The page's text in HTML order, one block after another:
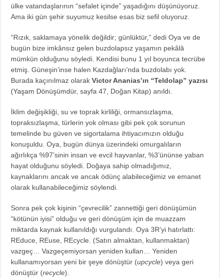
ülke vatandaşlarının “sefalet içinde” yaşadığını düşünüyoruz.
Ama iki gün şehir suyumuz kesilse esas biz sefil oluyoruz.
“Rızık, saklamaya yönelik değildir; günlüktür,” dedi Oya ve de
bugün bize imkânsız gelen buzdolapsız yaşamın pekâlâ
mümkün olduğunu söyledi. Kendisi bunu 1 yıl boyunca tecrübe
etmiş. Güneşin’inse halen Kazdağları’nda buzdolabı yok.
Burada kaçınılmaz olarakVictor Ananias’ın “Teldolap” yazısı
(Yaşam Dönüşümdür, sayfa 47, Doğan Kitap) anıldı.
İklim değişikliği, su ve toprak kirliliği, ormansızlaşma,
topraksızlaşma, türlerin yok olması gibi pek çok sorunun
temelinde bu güven ve sigortalama ihtiyacımızın olduğu
konuşuldu. Oya, bugün dünya üzerindeki omurgalıların
ağırlıkça %97’sinin insan ve evcil hayvanlar, %3’ününse yaban
hayat olduğunu söyledi. Doğaya sahip olmadığımız,
kaynaklarını ancak ve ancak ödünç alabileceğimiz ve emanet
olarak kullanabileceğimiz söylendi.
Sonra pek çok kişinin “çevrecilik” zannettiği geri dönüşümün
“kötünün iyisi” olduğu ve geri dönüşüm için de muazzam
miktarda kaynak kullanıldığı vurgulandı. Oya 3R’yi hatırlattı:
REduce, REuse, REcycle. (Satın almaktan, kullanmaktan)
vazgeç… Vazgeçemiyorsan yeniden kullan… Yeniden
kullanamıyorsan yeni bir şeye dönüştür (upcycle) veya geri
dönüştür (recycle).